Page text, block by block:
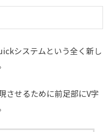
システムという全く新し
させるために前足部にV字